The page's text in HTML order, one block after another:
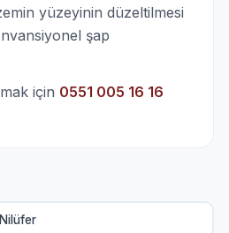
yüzeyinin düzeltilmesi
şap
için 0551 005 16 16
Nilüfer